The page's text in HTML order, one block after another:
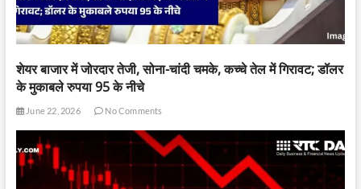
शेयर बाजार में जोरदार तेजी, सोना-चांदी चमके, कच्चे तेल में गिरावट; डॉलर
के मुकाबले रुपया 95 के नीचे
June 22, 2026 No Comments